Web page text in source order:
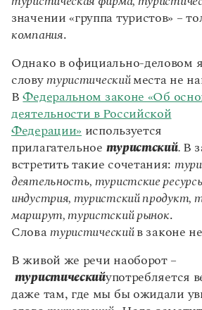
Интервью
Лекции и подкасты
Рекомендуем
Учебник Грамоты
Правила русского языка: от азов до
Интерактивные упражнения: от
Скороговорки
Издательство
Словари
Учебники и справочники
Все книги
Однако в официально-деловом
словутуристический
деятельности в Российской
Федерации»используется
прилагательноетуристский.В
встретить такие сочетания:
деятельность, туристские
индустрия, туристский продукт,
маршрут, туристский рынок.
Словатуристическийв законе
В живой же речи наоборот –
туристическийупотребляется
словотуристский.Надо
словетуристскийнаблюдается
согласныхстск, что делает это